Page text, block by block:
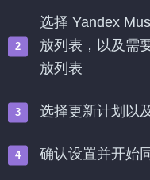
选择 Yandex
放列表，以及需
放列表
选择更新计划以
确认设置并开始